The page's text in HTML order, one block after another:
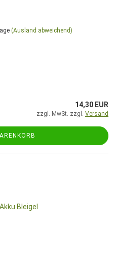
(Ausland abweichend)
14,30 EUR
zzgl. MwSt. zzgl. Versand